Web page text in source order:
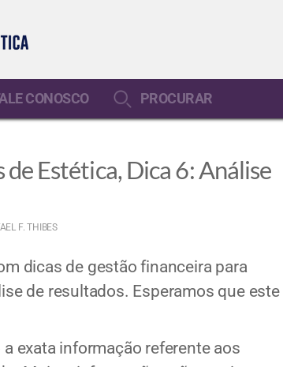
CONOSCO PROCURAR
Estética, Dica 6: Análise
F. THIBES
dicas de gestão financeira para
de resultados. Esperamos que este
exata informação referente aos